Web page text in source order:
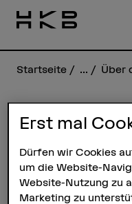
Startseite ... Über
François
Steckbrief
Erst mal
Dürfen wir Cookies
um die Website-
Website-Nutzung zu
Marketing zu